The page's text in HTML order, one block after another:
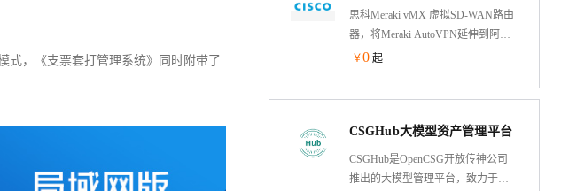
式，《支票套打管理系统》同时附带了
据自身需求，一键安装所需的网站
环境，比如LAMP,LNMP 等环境
思科Meraki vMX 虚拟SD-WAN路由
器，将Meraki AutoVPN延伸到阿里
云。只需点击三次即能与其他MX
￥0 起
CSGHub大模型资产管理平台
CSGHub是OpenCSG开放传神公司
推出的大模型管理平台，致力于为